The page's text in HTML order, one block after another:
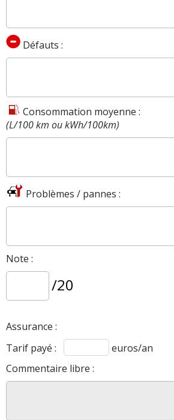
Défauts :
Consommation moyenne :
(L/100 km ou kWh/100km)
Problèmes / pannes :
Note :
/20
Assurance :
Tarif payé :
euros/an
Commentaire libre :